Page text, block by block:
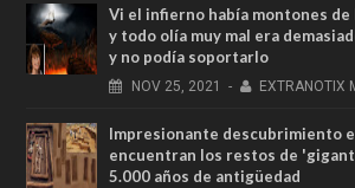
Vi el infierno había montones
y todo olía muy mal era
y no podía soportarlo
NOV 25, 2021 - EXTRANOTIX
Impresionante descubrimiento
encuentran los restos de
5.000 años de antigüedad